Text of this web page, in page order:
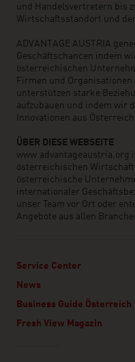
und Handelsvertretern bis
Wirtschaftsstandort und
ADVANTAGE AUSTRIA
Geschäftschancen indem
österreichischen
Firmen und
unterstützen starke
aufzubauen und indem wir
Innovationen aus
ÜBER DIESE WEBSEITE
www.advantageaustria.org
österreichischen
österreichische
internationaler
unser Team vor Ort oder
Angebote aus allen
Service Center
News
Business Guide Österreich
Fresh View Magazin